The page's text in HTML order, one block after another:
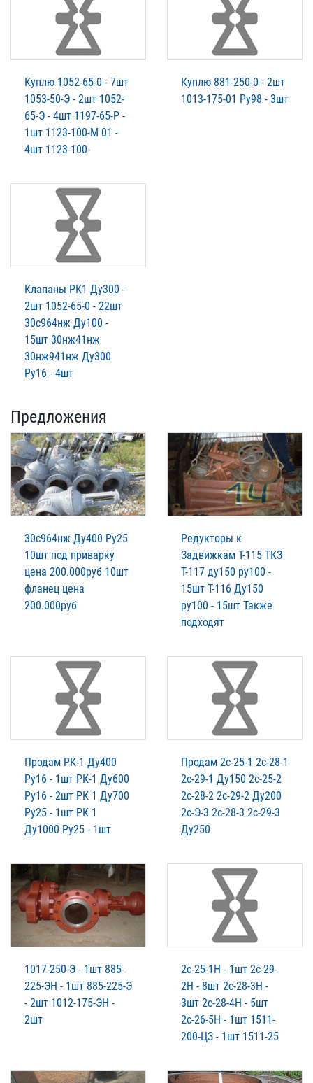
Куплю 1052-65-0 - 7шт
1053-50-Э - 2шт 1052-
65-Э - 4шт 1197-65-Р -
1шт 1123-100-М 01 -
4шт 1123-100-
Куплю 881-250-0 - 2шт
1013-175-01 Ру98 - 3шт
Клапаны РК1 Ду300 -
2шт 1052-65-0 - 22шт
30с964нж Ду100 -
15шт 30нж41нж
30нж941нж Ду300
Ру16 - 4шт
Предложения
30с964нж Ду400 Ру25
10шт под приварку
цена 200.000руб 10шт
фланец цена
200.000руб
Редукторы к
Задвижкам Т-115 ТКЗ
Т-117 ду150 ру100 -
15шт Т-116 Ду150
ру100 - 15шт Также
подходят
Продам РК-1 Ду400
Ру16 - 1шт РК-1 Ду600
Ру16 - 2шт РК 1 Ду700
Ру25 - 1шт РК 1
Ду1000 Ру25 - 1шт
Продам 2с-25-1 2с-28-1
2с-29-1 Ду150 2с-25-2
2с-28-2 2с-29-2 Ду200
2с-Э-3 2с-28-3 2с-29-3
Ду250
1017-250-Э - 1шт 885-
225-ЭН - 1шт 885-225-Э
- 2шт 1012-175-ЭН -
2шт
2с-25-1Н - 1шт 2с-29-
2Н - 8шт 2с-28-3Н -
3шт 2с-28-4Н - 5шт
2с-26-5Н - 1шт 1511-
200-ЦЗ - 1шт 1511-25